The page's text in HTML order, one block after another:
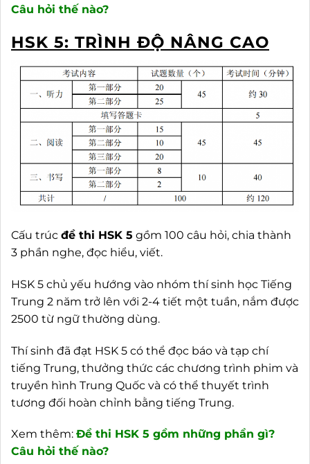
Câu hỏi thế nào?
HSK 5: TRÌNH ĐỘ NÂNG CAO
Cấu trúc đề thi HSK 5 gồm 100 câu hỏi, chia thành
3 phần nghe, đọc hiểu, viết.
HSK 5 chủ yếu hướng vào nhóm thí sinh học Tiếng
Trung 2 năm trở lên với 2-4 tiết một tuần, nắm được
2500 từ ngữ thường dùng.
Thí sinh đã đạt HSK 5 có thể đọc báo và tạp chí
tiếng Trung, thưởng thức các chương trình phim và
truyền hình Trung Quốc và có thể thuyết trình
tương đối hoàn chỉnh bằng tiếng Trung.
Xem thêm: Đề thi HSK 5 gồm những phần gì?
Câu hỏi thế nào?